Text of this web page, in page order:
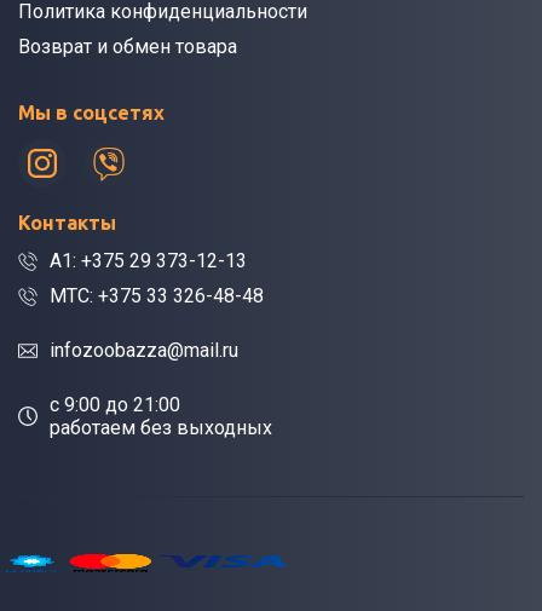
Политика конфиденциальности
Возврат и обмен товара
Мы в соцсетях
Контакты
A1: +375 29 373-12-13
МТС: +375 33 326-48-48
infozoobazza@mail.ru
c 9:00 до 21:00
работаем без выходных